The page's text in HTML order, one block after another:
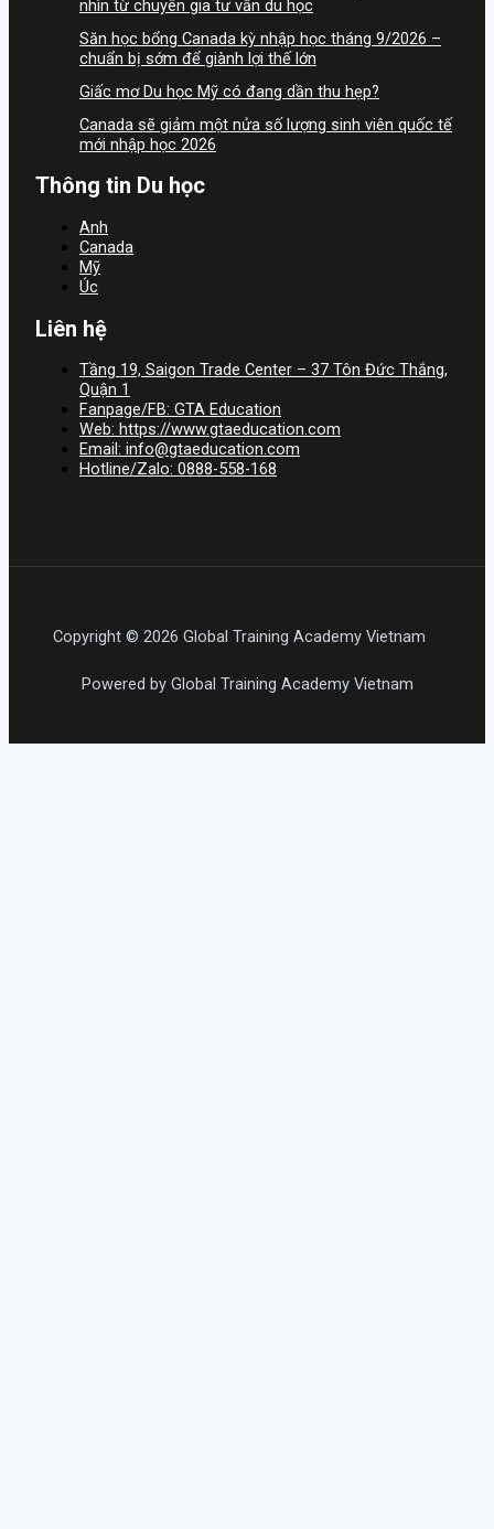
nhìn từ chuyên gia tư vấn du học
Săn học bổng Canada kỳ nhập học tháng 9/2026 –
chuẩn bị sớm để giành lợi thế lớn
Giấc mơ Du học Mỹ có đang dần thu hẹp?
Canada sẽ giảm một nửa số lượng sinh viên quốc tế
mới nhập học 2026
Thông tin Du học
Anh
Canada
Mỹ
Úc
Liên hệ
Tầng 19, Saigon Trade Center – 37 Tôn Đức Thắng,
Quận 1
Fanpage/FB: GTA Education
Web: https://www.gtaeducation.com
Email: info@gtaeducation.com
Hotline/Zalo: 0888-558-168
Copyright © 2026 Global Training Academy Vietnam
Powered by Global Training Academy Vietnam